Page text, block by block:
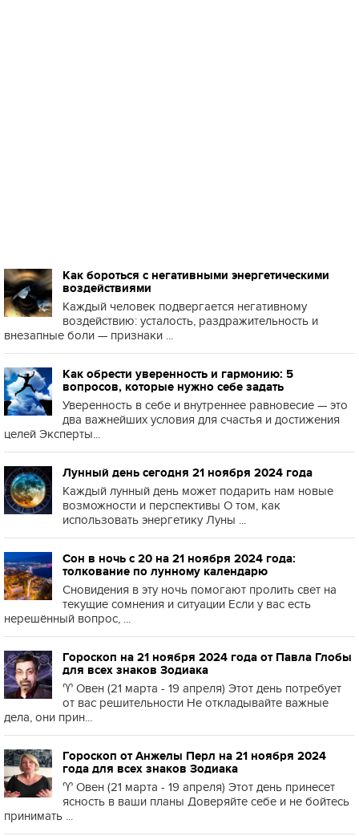
Как бороться с негативными энергетическими
воздействиями
Каждый человек подвергается негативному
воздействию: усталость, раздражительность и
внезапные боли — признаки ...
Как обрести уверенность и гармонию: 5
вопросов, которые нужно себе задать
Уверенность в себе и внутреннее равновесие — это
два важнейших условия для счастья и достижения
целей Эксперты...
Лунный день сегодня 21 ноября 2024 года
Каждый лунный день может подарить нам новые
возможности и перспективы О том, как
использовать энергетику Луны ...
Сон в ночь с 20 на 21 ноября 2024 года:
толкование по лунному календарю
Сновидения в эту ночь помогают пролить свет на
текущие сомнения и ситуации Если у вас есть
нерешённый вопрос, ...
Гороскоп на 21 ноября 2024 года от Павла Глобы
для всех знаков Зодиака
♈️ Овен (21 марта - 19 апреля) Этот день потребует
от вас решительности Не откладывайте важные
дела, они прин...
Гороскоп от Анжелы Перл на 21 ноября 2024
года для всех знаков Зодиака
♈️ Овен (21 марта - 19 апреля) Этот день принесет
ясность в ваши планы Доверяйте себе и не бойтесь
принимать ...